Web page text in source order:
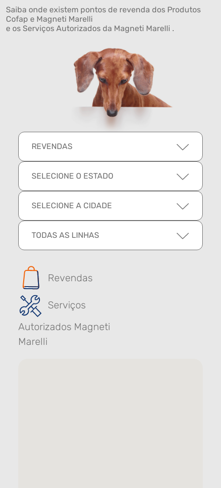
Saiba onde existem pontos de revenda dos Produtos
Cofap e Magneti Marelli
e os Serviços Autorizados da Magneti Marelli .
REVENDAS
SELECIONE O ESTADO
SELECIONE A CIDADE
TODAS AS LINHAS
Revendas
Serviços
Autorizados Magneti
Marelli